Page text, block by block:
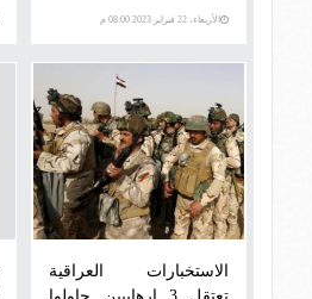
الأربعاء، 22 فبراير 2023 08:00 م
الاستخبارات العراقية